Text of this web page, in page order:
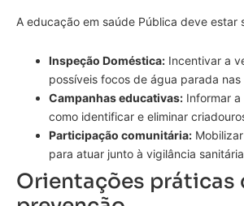
A educação em saúde Pública deve estar
Inspeção Doméstica: Incentivar a
possíveis focos de água parada nas
Campanhas educativas: Informar
como identificar e eliminar
Participação comunitária:
para atuar junto à vigilância
Orientações práticas